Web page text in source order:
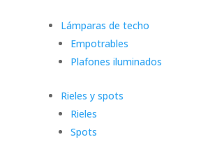
Lámparas de techo
Empotrables
Plafones iluminados
Rieles y spots
Rieles
Spots